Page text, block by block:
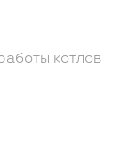
котлов